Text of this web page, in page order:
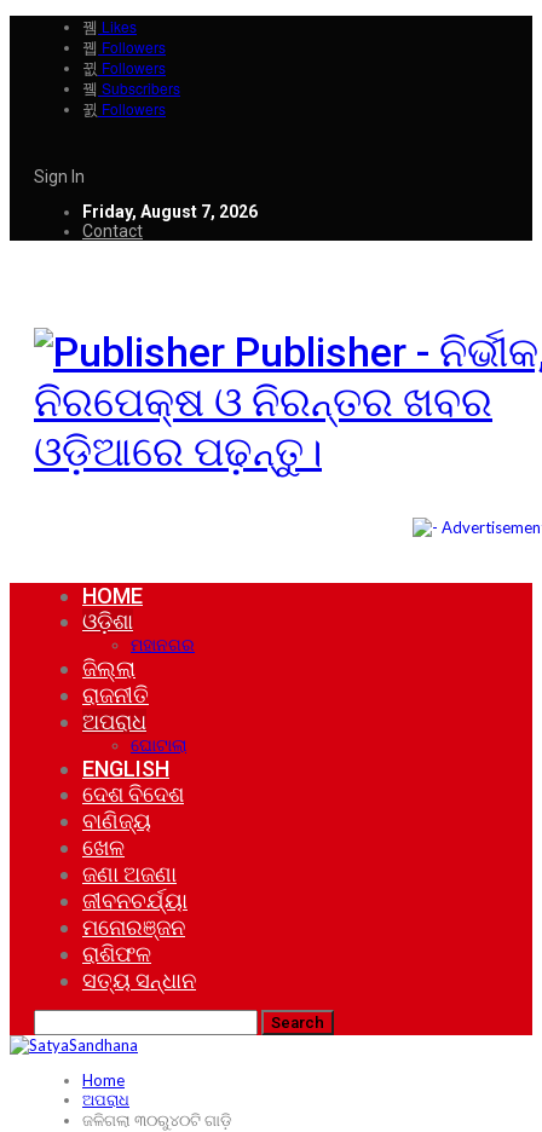
Likes
Followers
Followers
Subscribers
Followers
Sign In
Friday, August 7, 2026
Contact
Publisher -
ନିରପେକ୍ଷ ଓ ନିରନ୍ତର ଖବର
ଓଡ଼ିଆରେ ପଢ଼ନ୍ତୁ।
HOME
ଓଡ଼ିଶା
ମହାନଗର
ଜିଲ୍ଲା
ରାଜନୀତି
ଅପରାଧ
ଘୋଟାଲା
ENGLISH
ଦେଶ ବିଦେଶ
ବାଣିଜ୍ୟ
ଖେଳ
ଜଣା ଅଜଣା
ଜୀବନଚର୍ଯ୍ୟା
ମନୋରଞ୍ଜନ
ରାଶିଫଳ
ସତ୍ୟ ସନ୍ଧାନ
Home
ଅପରାଧ
ଜଳିଗଲା ୩୦ରୁ୪୦ଟି ଗାଡ଼ି